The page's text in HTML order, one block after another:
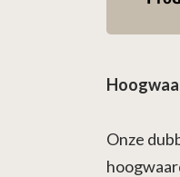
Onze